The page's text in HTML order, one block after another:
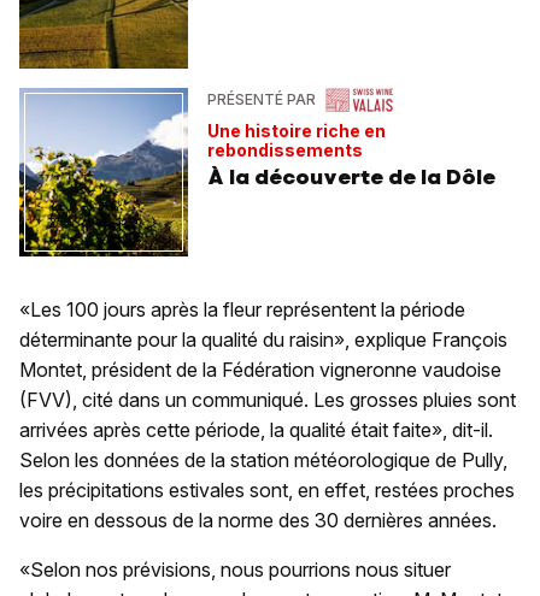
PRÉSENTÉ PAR
Une histoire riche en
rebondissements
À la découverte de la Dôle
«Les 100 jours après la fleur représentent la période
déterminante pour la qualité du raisin», explique François
Montet, président de la Fédération vigneronne vaudoise
(FVV), cité dans un communiqué. Les grosses pluies sont
arrivées après cette période, la qualité était faite», dit-il.
Selon les données de la station météorologique de Pully,
les précipitations estivales sont, en effet, restées proches
voire en dessous de la norme des 30 dernières années.
«Selon nos prévisions, nous pourrions nous situer